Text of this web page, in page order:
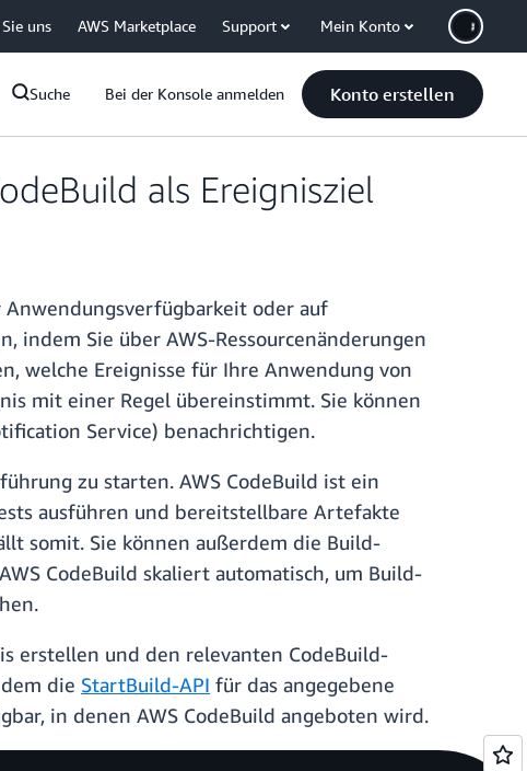
uns AWS Marketplace Support Mein Konto
Suche Bei der Konsole anmelden Konto erstellen
als Ereignisziel
oder auf
Sie über AWS-Ressourcenänderungen
welche Ereignisse für Ihre Anwendung von
mit einer Regel übereinstimmt. Sie können
Service) benachrichtigen.
zu starten. AWS CodeBuild ist ein
ausführen und bereitstellbare Artefakte
somit. Sie können außerdem die Build-
CodeBuild skaliert automatisch, um Build-
erstellen und den relevanten CodeBuild-
die StartBuild-API für das angegebene
in denen AWS CodeBuild angeboten wird.